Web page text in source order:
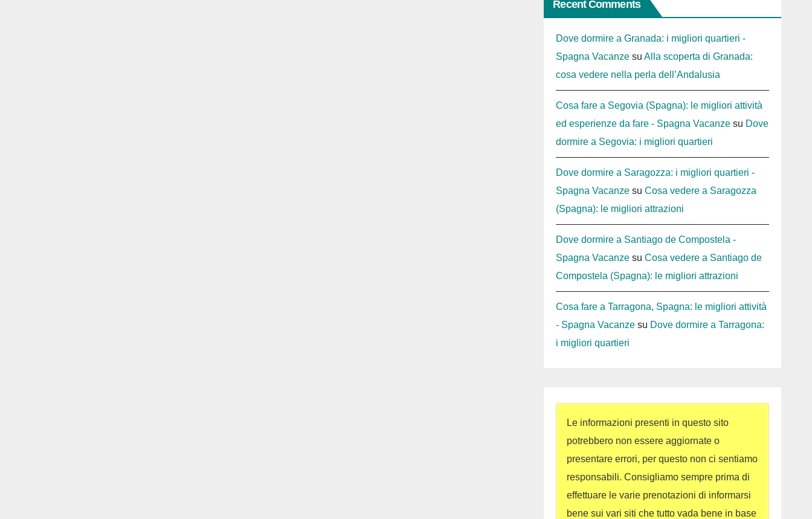
Recent Comments
Dove dormire a Granada: i migliori quartieri -
Spagna Vacanze suAlla scoperta di Granada:
cosa vedere nella perla dell’Andalusia
Cosa fare a Segovia (Spagna): le migliori attività
ed esperienze da fare - Spagna Vacanze su Dove
dormire a Segovia: i migliori quartieri
Dove dormire a Saragozza: i migliori quartieri -
Spagna Vacanze suCosa vedere a Saragozza
(Spagna): le migliori attrazioni
Dove dormire a Santiago de Compostela -
Spagna Vacanze suCosa vedere a Santiago de
Compostela (Spagna): le migliori attrazioni
Cosa fare a Tarragona, Spagna: le migliori attività
- Spagna Vacanze su Dove dormire a Tarragona:
i migliori quartieri
Le informazioni presenti in questo sito
potrebbero non essere aggiornate o
presentare errori, per questo non ci sentiamo
responsabili. Consigliamo sempre prima di
effettuare le varie prenotazioni di informarsi
bene sui vari siti che tutto vada bene in base